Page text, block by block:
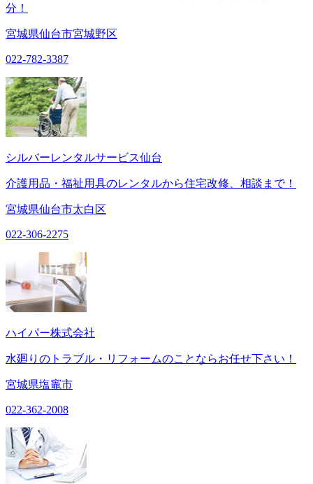
分！
宮城県仙台市宮城野区
022-782-3387
シルバーレンタルサービス仙台
介護用品・福祉用具のレンタルから住宅改修、相談まで！
宮城県仙台市太白区
022-306-2275
ハイパー株式会社
水廻りのトラブル・リフォームのことならお任せ下さい！
宮城県塩竈市
022-362-2008